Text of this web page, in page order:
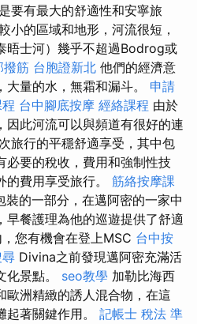
要有最大的舒適性和安寧旅
小的區域和地形，河流很短，
晤士河）幾乎不超過Bodrog或
撥筋 台胞證新北 他們的經濟意
量的水，無霜和漏斗。 申請
台中腳底按摩 經絡課程 由於
因此河流可以與頻道有很好的連
旅行的平穩舒適享受，其中包
必要的稅收，費用和強制性技
費用享受旅行。 筋絡按摩課
的一部分，在邁阿密的一家中
早餐護理為他的巡遊提供了舒適
您有機會在登上MSC 台中按
Divina之前發現邁阿密充滿活
化景點。 seo教學 加勒比海西
歐洲精緻的誘人混合物，在這
起著關鍵作用。 記帳士 稅法 準